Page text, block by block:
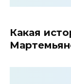
Какая